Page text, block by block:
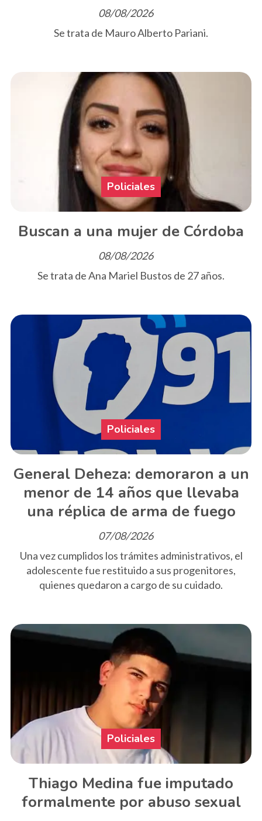
08/08/2026
Se trata de Mauro Alberto Pariani.
Buscan a una mujer de Córdoba
Policiales
08/08/2026
Se trata de Ana Mariel Bustos de 27 años.
General Deheza: demoraron a un
menor de 14 años que llevaba
una réplica de arma de fuego
Policiales
07/08/2026
Una vez cumplidos los trámites administrativos, el
adolescente fue restituido a sus progenitores,
quienes quedaron a cargo de su cuidado.
Thiago Medina fue imputado
formalmente por abuso sexual
Policiales